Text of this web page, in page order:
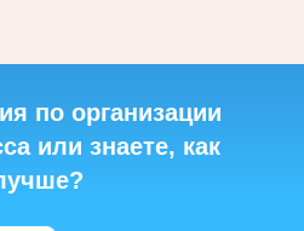
по организации
или знаете, как